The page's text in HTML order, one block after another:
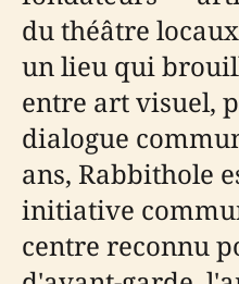
du théâtre
un lieu qui
entre art visuel,
dialogue
ans, Rabbithole
initiative
centre reconnu